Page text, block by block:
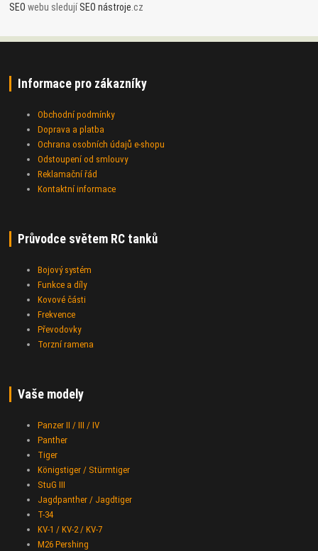
SEO webu sledujíSEO nástroje .cz
Informace pro zákazníky
Obchodní podmínky
Doprava a platba
Ochrana osobních údajů e-shopu
Odstoupení od smlouvy
Reklamační řád
Kontaktní informace
Průvodce světem RC tanků
Bojový systém
Funkce a díly
Kovové části
Frekvence
Převodovky
Torzní ramena
Vaše modely
Panzer II / III / IV
Panther
Tiger
Königstiger / Stürmtiger
StuG III
Jagdpanther / Jagdtiger
T-34
KV-1 / KV-2 / KV-7
M26 Pershing